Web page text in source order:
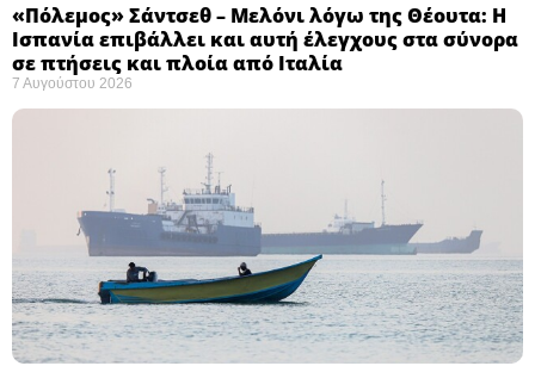
«Πόλεμος» Σάντσεθ – Μελόνι λόγω της Θέουτα: Η
Ισπανία επιβάλλει και αυτή έλεγχους στα σύνορα
σε πτήσεις και πλοία από Ιταλία
7 Αυγούστου 2026